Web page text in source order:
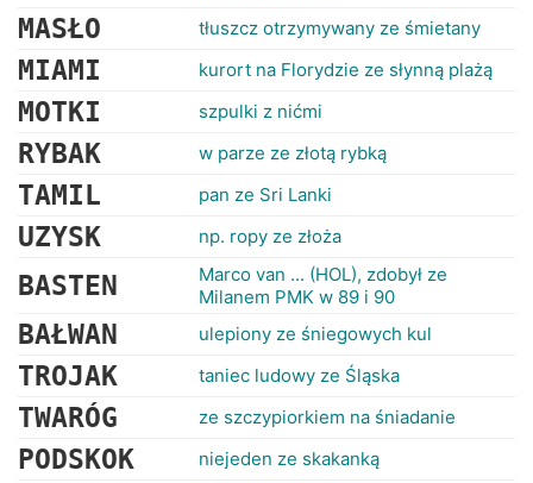
MASŁO tłuszcz otrzymywany ze śmietany
MIAMI kurort na Florydzie ze słynną plażą
MOTKI szpulki z nićmi
RYBAK w parze ze złotą rybką
TAMIL pan ze Sri Lanki
UZYSK np. ropy ze złoża
BASTEN
Marco van ... (HOL), zdobył ze
Milanem PMK w 89 i 90
BAŁWAN ulepiony ze śniegowych kul
TROJAK taniec ludowy ze Śląska
TWARÓG ze szczypiorkiem na śniadanie
PODSKOK niejeden ze skakanką